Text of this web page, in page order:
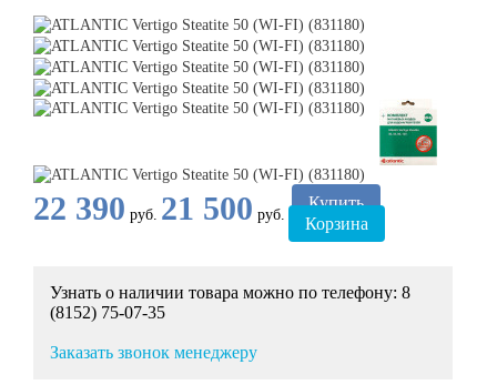
22 390 руб. 21 500 руб.
Купить
Корзина
Узнать о наличии товара можно по телефону: 8
(8152) 75-07-35
Заказать звонок менеджеру